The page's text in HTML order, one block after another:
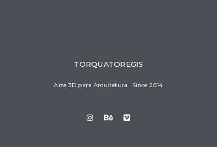
TORQUATOREGIS
Arte 3D para Arquitetura | Since 2014